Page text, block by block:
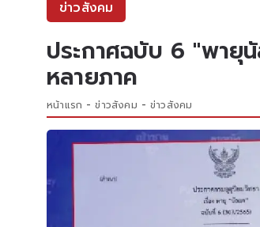
ข่าวสังคม
ประกาศฉบับ 6 "พายุ
หลายภาค
หน้าแรก ข่าวสังคม ข่าวสังคม